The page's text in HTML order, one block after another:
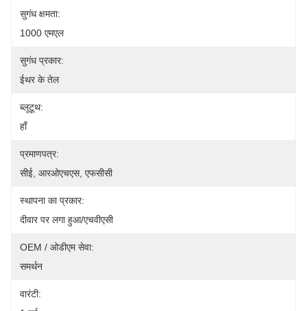
सुगंध क्षमता:
1000 एमएल
सुगंध प्रकार:
ईथर के तेल
ब्लूटूथ:
हाँ
प्रमाणपत्र:
सीई, आरओएचएस, एफसीसी
स्थापना का प्रकार:
दीवार पर लगा हुआ/एचवीएसी
OEM / ओडीएम सेवा:
समर्थन
वारंटी: